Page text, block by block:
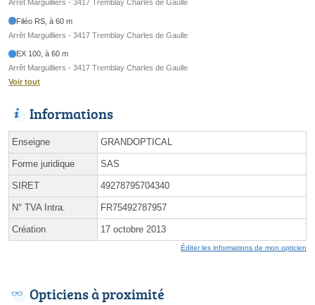
Arrêt Marguilliers - 3417 Tremblay Charles de Gaulle
Filéo RS, à 60 m
Arrêt Marguilliers - 3417 Tremblay Charles de Gaulle
EX 100, à 60 m
Arrêt Marguilliers - 3417 Tremblay Charles de Gaulle
Voir tout
Informations
Enseigne GRANDOPTICAL
Forme juridique SAS
SIRET 49278795704340
N° TVA Intra. FR75492787957
Création 17 octobre 2013
Éditer les informations de mon opticien
Opticiens à proximité